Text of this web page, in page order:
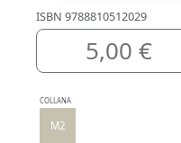
ISBN 9788810512029
5,00 €
COLLANA
M2